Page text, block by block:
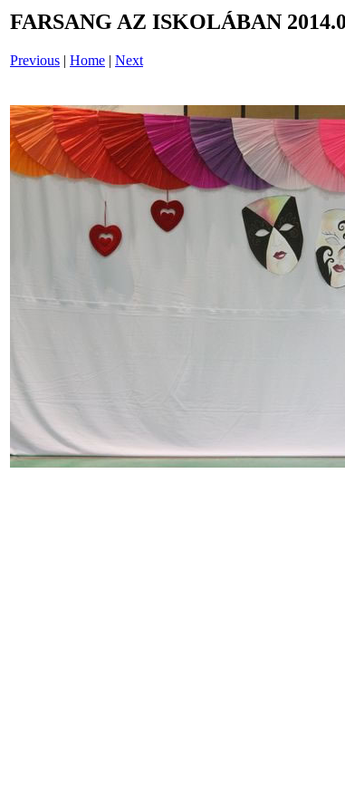
FARSANG AZ ISKOLÁBAN
Previous | Home | Next